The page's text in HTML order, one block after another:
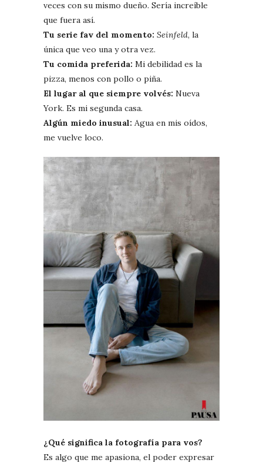
veces con su mismo dueño. Sería increíble
que fuera así.
Tu serie fav del momento: Seinfeld, la
única que veo una y otra vez.
Tu comida preferida: Mi debilidad es la
pizza, menos con pollo o piña.
El lugar al que siempre volvés: Nueva
York. Es mi segunda casa.
Algún miedo inusual: Agua en mis oídos,
me vuelve loco.
¿Qué significa la fotografía para vos?
Es algo que me apasiona, el poder expresar